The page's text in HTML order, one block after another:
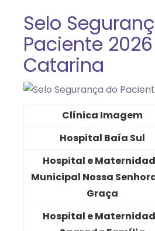
Selo
Paciente
Catarina
Clínica Imagem
Hospital Baía Sul
Hospital e
Municipal Nossa
Graça
Hospital e